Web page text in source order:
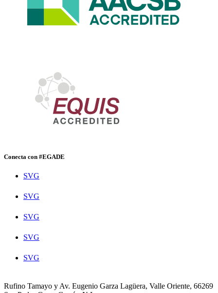
Conecta con #EGADE
SVG
SVG
SVG
SVG
SVG
Rufino Tamayo y Av. Eugenio Garza Lagüera, Valle Oriente, 66269